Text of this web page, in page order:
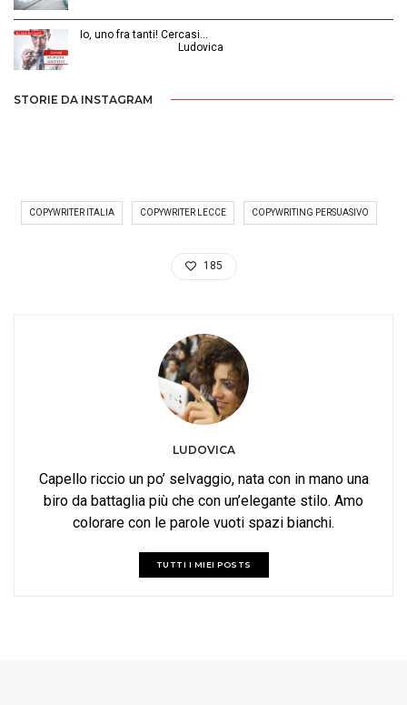
Io, uno fra tanti! Cercasi…
Ludovica
STORIE DA INSTAGRAM
COPYWRITER ITALIA COPYWRITER LECCE COPYWRITING PERSUASIVO
185
LUDOVICA
Capello riccio un po’ selvaggio, nata con in mano una
biro da battaglia più che con un’elegante stilo. Amo
colorare con le parole vuoti spazi bianchi.
TUTTI I MIEI POSTS